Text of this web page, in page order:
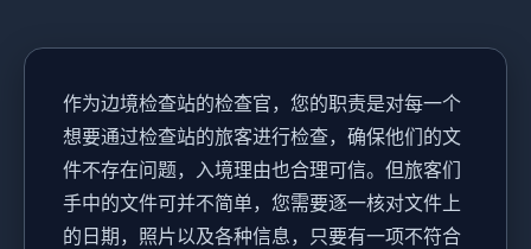
作为边境检查站的检查官，您的职责是对每一个
想要通过检查站的旅客进行检查，确保他们的文
件不存在问题，入境理由也合理可信。但旅客们
手中的文件可并不简单，您需要逐一核对文件上
的日期，照片以及各种信息，只要有一项不符合